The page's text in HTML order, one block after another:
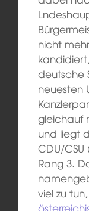
nicht
deutsche
neuesten
gleichauf
und liegt
CDU/
Rang 3.
viel zu